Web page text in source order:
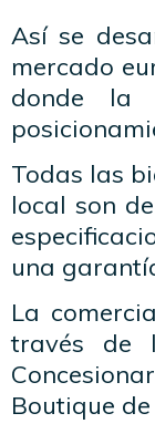
Así se
mercado
donde la
Todas las
local son
una
La
través de
Boutique